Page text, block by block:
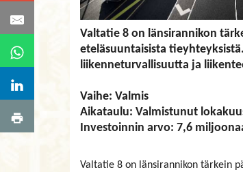
Valtatie 8 on länsirannikon
eteläsuuntaisista
liikenneturvallisuutta ja
​​​​​​​Vaihe: Valmis
Aikataulu: Valmistunut
Investoinnin arvo: 7,6
Valtatie 8 on länsirannikon tärkein